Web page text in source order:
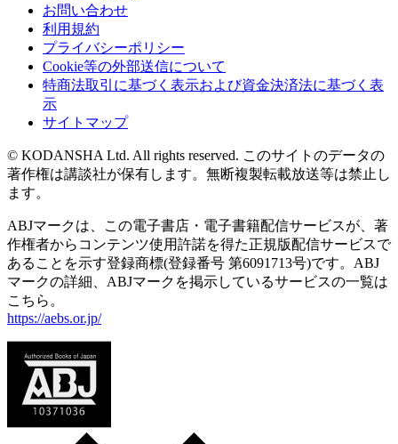
お問い合わせ
利用規約
プライバシーポリシー
Cookie等の外部送信について
特商法取引に基づく表示および資金決済法に基づく表
示
サイトマップ
© KODANSHA Ltd. All rights reserved. このサイトのデータの
著作権は講談社が保有します。無断複製転載放送等は禁止し
ます。
ABJマークは、この電子書店・電子書籍配信サービスが、著
作権者からコンテンツ使用許諾を得た正規版配信サービスで
あることを示す登録商標(登録番号 第6091713号)です。ABJ
マークの詳細、ABJマークを掲示しているサービスの一覧は
こちら。
https://aebs.or.jp/